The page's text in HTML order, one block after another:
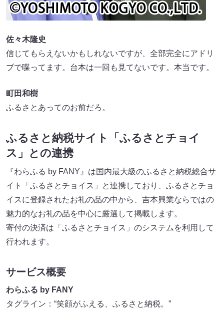
佐々木隆史
信じてもらえないかもしれないですが、全部完全にアドリ
ブで喋ってます。台本は一回も見てないです。本当です。
町田和樹
ふるさとあってのお前だろ。
ふるさと納税サイト「ふるさとチョイ
ス」との連携
『わらふる by FANY』は国内最大級のふるさと納税総合サ
イト「ふるさとチョイス」と連携しており、ふるさとチョ
イスに登録されたお礼の品の中から、吉本興業ならではの
魅力的なお礼の品を中心に厳選して掲載します。
寄付の決済は「ふるさとチョイス」のシステムを利用して
行われます。
サービス概要
わらふる by FANY
タグライン：“笑顔がふえる、ふるさと納税。”